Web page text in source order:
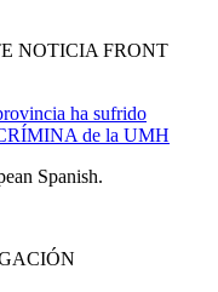
NOTICIA FRONT
ha sufrido
de la UMH
Spanish.